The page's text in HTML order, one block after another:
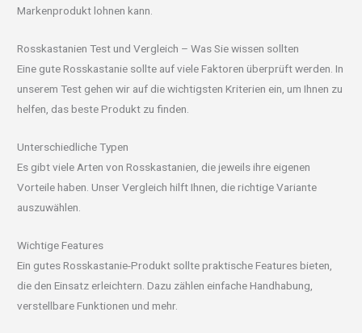
Markenprodukt lohnen kann.
Rosskastanien Test und Vergleich – Was Sie wissen sollten
Eine gute Rosskastanie sollte auf viele Faktoren überprüft werden. In
unserem Test gehen wir auf die wichtigsten Kriterien ein, um Ihnen zu
helfen, das beste Produkt zu finden.
Unterschiedliche Typen
Es gibt viele Arten von Rosskastanien, die jeweils ihre eigenen
Vorteile haben. Unser Vergleich hilft Ihnen, die richtige Variante
auszuwählen.
Wichtige Features
Ein gutes Rosskastanie-Produkt sollte praktische Features bieten,
die den Einsatz erleichtern. Dazu zählen einfache Handhabung,
verstellbare Funktionen und mehr.